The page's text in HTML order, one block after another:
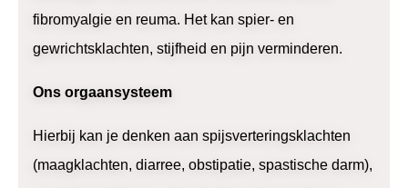
fibromyalgie en reuma. Het kan spier- en
gewrichtsklachten, stijfheid en pijn verminderen.
Ons orgaansysteem
Hierbij kan je denken aan spijsverteringsklachten
(maagklachten, diarree, obstipatie, spastische darm),